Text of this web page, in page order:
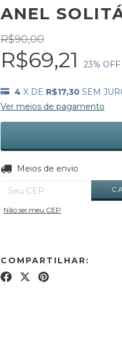
ANEL
R$90,00
R$69,21 23% OFF
4 X DE R$17,30 SEM
Ver meios de pagamento
Entregas para o CEP:
Meios de envio
Não sei meu CEP
COMPARTILHAR: